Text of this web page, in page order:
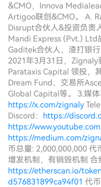
&CMO，Innova
Artigoo联创&CMO。 A.
Disrupt合伙人&投资负责
Mandi Express (Pvt.) Ltd
Gaditek合伙人，渣打银
2021年3月31日，Zignaly
Parataxis Capital 领投，
Dream Fund、交易所
Global Capital等。 3.媒体
https://x.com/zignaly
Discord： https://
https://
https://medium.com/
币总量: 2,000,000,000
增发机制，有销毁机制 合
https://etherscan.io/
d576831899ca94f01 代